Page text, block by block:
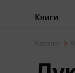
Книги